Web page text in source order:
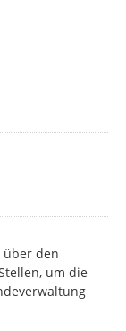
über den
um die